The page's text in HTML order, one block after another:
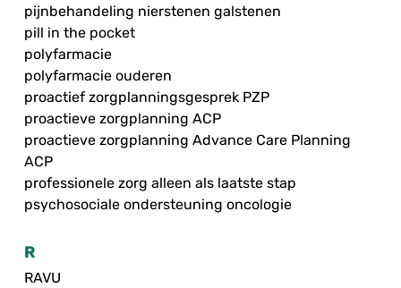
pijnbehandeling nierstenen galstenen
pill in the pocket
polyfarmacie
polyfarmacie ouderen
proactief zorgplanningsgesprek PZP
proactieve zorgplanning ACP
proactieve zorgplanning Advance Care Planning
ACP
professionele zorg alleen als laatste stap
psychosociale ondersteuning oncologie
R
RAVU